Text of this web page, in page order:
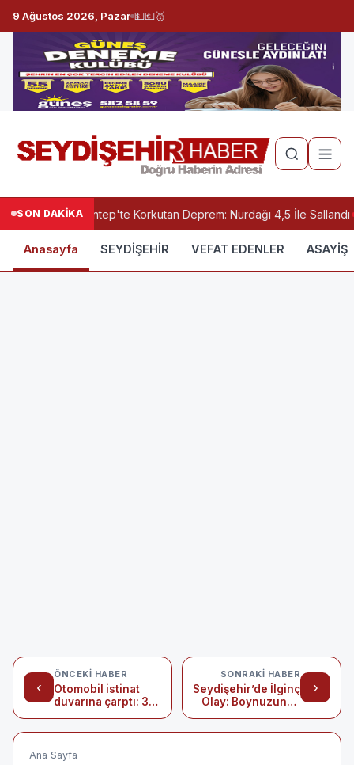
9 Ağustos 2026, Pazar 💵💶🥇
SON DAKİKAGaziantep'te Korkutan Deprem: Nurdağı 4,5 İle Sallandı
Anasayfa SEYDİŞEHİR VEFAT EDENLER ASAYİŞ
‹
ÖNCEKI HABER
Otomobil istinat
duvarına çarptı: 3
›
SONRAKI HABER
Seydişehir’de İlginç
Olay: Boynuzunda
Ana Sayfa